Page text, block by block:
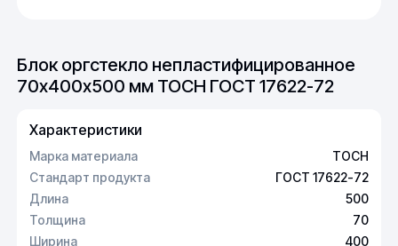
Блок оргстекло непластифицированное
70х400х500 мм ТОСН ГОСТ 17622-72
Характеристики
Марка материала
ТОСН
Стандарт продукта
ГОСТ 17622-72
Длина
500
Толщина
70
Ширина
400